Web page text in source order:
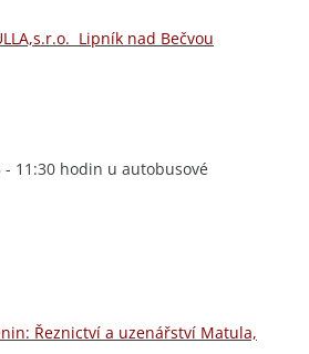
Lipník nad Bečvou
- 11:30 hodin u autobusové
Řeznictví a uzenářství Matula,